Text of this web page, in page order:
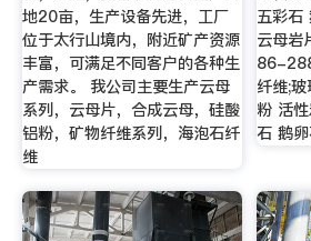
地20亩，生产设备先进，工厂
位于太行山境内，附近矿产资源
丰富，可满足不同客户的各种生
产需求。 我公司主要生产云母
系列，云母片，合成云母，硅酸
铝粉，矿物纤维系列，海泡石纤
维
五彩石
云母岩
86-
纤维;
粉 活
石 鹅